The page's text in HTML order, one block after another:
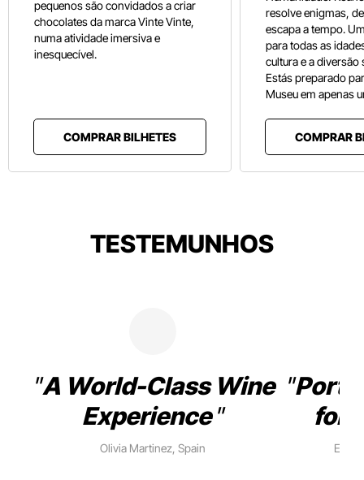
pequenos são convidados a criar
chocolates da marca Vinte Vinte,
numa atividade imersiva e
inesquecível.
COMPRAR BILHETES
resolve enigmas,
escapa a tempo.
para todas as
cultura e a diversão
Estás preparado
Museu em apenas
COMPRAR
TESTEMUNHOS
A World-Class Wine
Experience
Olivia Martinez, Spain
for